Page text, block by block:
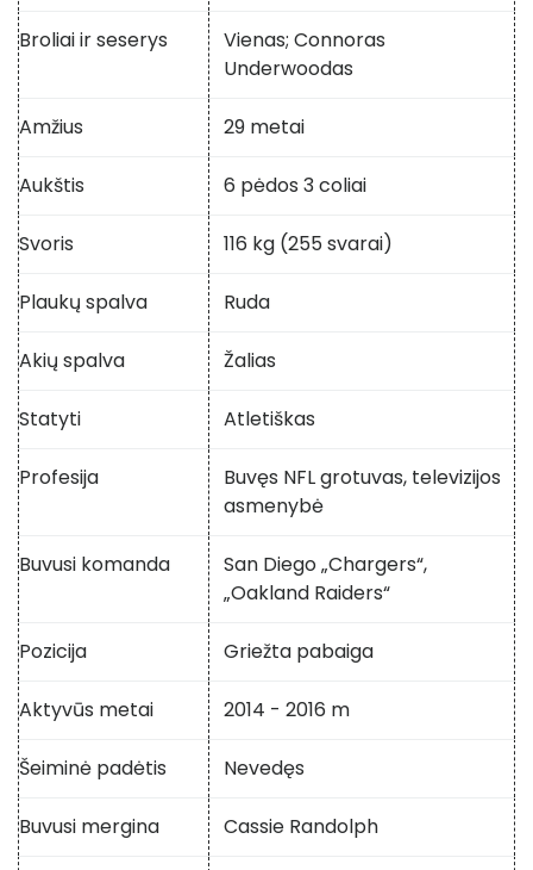
Broliai ir seserys
Vienas; Connoras
Underwoodas
Amžius 29 metai
Aukštis 6 pėdos 3 coliai
Svoris 116 kg (255 svarai)
Plaukų spalva Ruda
Akių spalva Žalias
Statyti Atletiškas
Profesija
Buvęs NFL grotuvas, televizijos
asmenybė
Buvusi komanda
San Diego „Chargers“,
„Oakland Raiders“
Pozicija Griežta pabaiga
Aktyvūs metai 2014 - 2016 m
Šeiminė padėtis Nevedęs
Buvusi mergina Cassie Randolph